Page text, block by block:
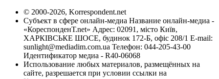
© 2000-2026, Korrespondent.net
Субъект в сфере онлайн-медиа Название онлайн-медиа -
«КореспонденТ.net» Адрес: 02091, місто Київ,
ХАРКІВСЬКЕ ШОСЕ, будинок 172-Б, офіс 208/1 E-mail:
sunlight@mediadim.com.ua Телефон: 044-205-43-00
Идентификатор медиа - R40-06068
Использование любых материалов, размещённых на
сайте, разрешается при условии ссылки на